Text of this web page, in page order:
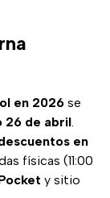
en 2026 se
26 de abril.
en
físicas (11:00
y sitio